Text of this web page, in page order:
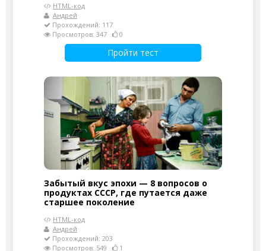
HTML-код
Андрей
Прохождений: 117
Просмотров: 347
0
Пройти тест
Забытый вкус эпохи — 8 вопросов о
продуктах СССР, где путается даже
старшее поколение
HTML-код
Андрей
Прохождений: 203
Просмотров: 549
1